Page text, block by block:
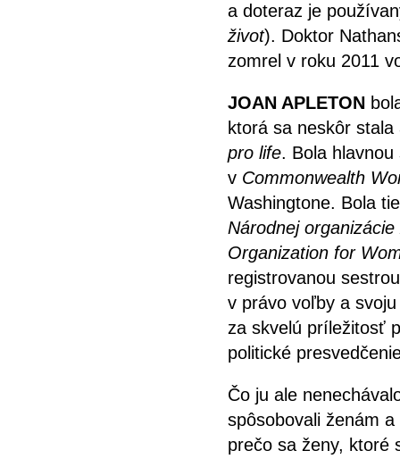
a doteraz je
život). Doktor
zomrel v roku 2011
JOAN APLETON
ktorá sa neskôr
pro life. Bola hlavnou
v Commonwealth
Washingtone. Bola
Národnej organizácie
Organization for
registrovanou
v právo voľby a
za skvelú príležitosť
politické
Čo ju ale
spôsobovali ženám
prečo sa ženy, ktoré